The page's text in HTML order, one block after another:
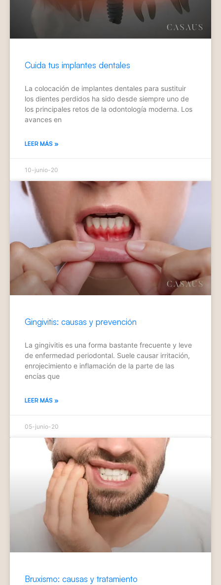
Cuida tus implantes dentales
La colocación de implantes dentales para sustituir
los dientes perdidos ha sido desde siempre uno de
los principales retos de la odontología moderna. Los
avances en
LEER MÁS »
10-junio-20
Gingivitis: causas y prevención
La gingivitis es una forma bastante frecuente y leve
de enfermedad periodontal. Suele causar irritación,
enrojecimiento e inflamación de la parte de las
encías que
LEER MÁS »
05-junio-20
Bruxismo: causas y tratamiento